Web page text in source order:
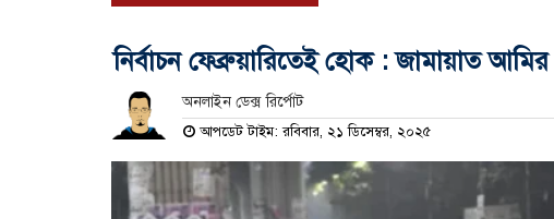
নির্বাচন ফেব্রুয়ারিতেই হোক : জামায়াত আমির
অনলাইন ডেক্স রির্পোট
আপডেট টাইম: রবিবার, ২১ ডিসেম্বর, ২০২৫